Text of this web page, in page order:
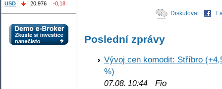
Diskutovat
Poslední zprávy
Vývoj cen komodit: Stříbro
%)
07.08. 10:44 Fio
USD
20,976 -0,18